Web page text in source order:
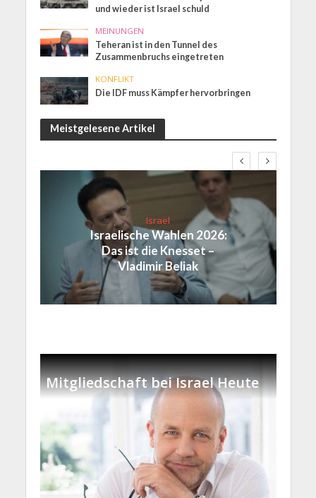
und wieder ist Israel schuld
MEINUNGEN
Teheran ist in den Tunnel des
Zusammenbruchs eingetreten
KONFLIKT
Die IDF muss Kämpfer hervorbringen
Meistgelesene Artikel
Israel
Israelische Wahlen 2026:
Das ist die Knesset –
Vladimir Beliak
Mitgliedschaft bei Israel Heute